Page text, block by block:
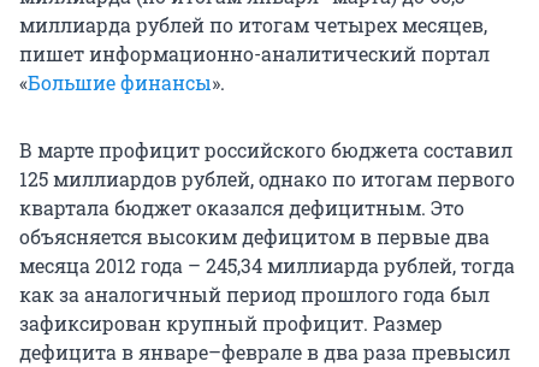
миллиарда рублей по итогам четырех месяцев,
пишет информационно-аналитический портал
«Большие финансы».
В марте профицит российского бюджета составил
125 миллиардов рублей, однако по итогам первого
квартала бюджет оказался дефицитным. Это
объясняется высоким дефицитом в первые два
месяца 2012 года – 245,34 миллиарда рублей, тогда
как за аналогичный период прошлого года был
зафиксирован крупный профицит. Размер
дефицита в январе–феврале в два раза превысил